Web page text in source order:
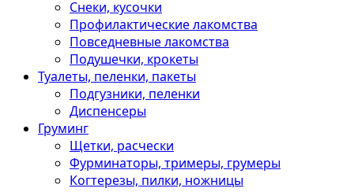
Снеки, кусочки
Профилактические лакомства
Повседневные лакомства
Подушечки, крокеты
Туалеты, пеленки, пакеты
Подгузники, пеленки
Диспенсеры
Груминг
Щетки, расчески
Фурминаторы, тримеры, грумеры
Когтерезы, пилки, ножницы